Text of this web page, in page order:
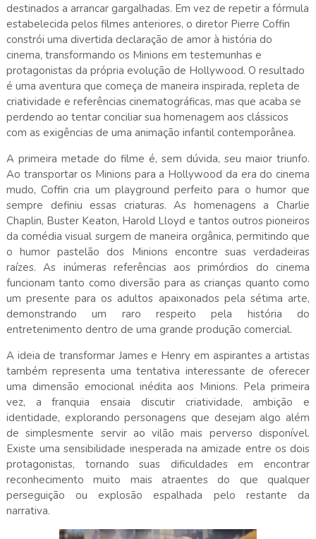
destinados a arrancar gargalhadas. Em vez de repetir a fórmula
estabelecida pelos filmes anteriores, o diretor Pierre Coffin
constrói uma divertida declaração de amor à história do
cinema, transformando os Minions em testemunhas e
protagonistas da própria evolução de Hollywood. O resultado
é uma aventura que começa de maneira inspirada, repleta de
criatividade e referências cinematográficas, mas que acaba se
perdendo ao tentar conciliar sua homenagem aos clássicos
com as exigências de uma animação infantil contemporânea.
A primeira metade do filme é, sem dúvida, seu maior triunfo.
Ao transportar os Minions para a Hollywood da era do cinema
mudo, Coffin cria um playground perfeito para o humor que
sempre definiu essas criaturas. As homenagens a Charlie
Chaplin, Buster Keaton, Harold Lloyd e tantos outros pioneiros
da comédia visual surgem de maneira orgânica, permitindo que
o humor pastelão dos Minions encontre suas verdadeiras
raízes. As inúmeras referências aos primórdios do cinema
funcionam tanto como diversão para as crianças quanto como
um presente para os adultos apaixonados pela sétima arte,
demonstrando um raro respeito pela história do
entretenimento dentro de uma grande produção comercial.
A ideia de transformar James e Henry em aspirantes a artistas
também representa uma tentativa interessante de oferecer
uma dimensão emocional inédita aos Minions. Pela primeira
vez, a franquia ensaia discutir criatividade, ambição e
identidade, explorando personagens que desejam algo além
de simplesmente servir ao vilão mais perverso disponível.
Existe uma sensibilidade inesperada na amizade entre os dois
protagonistas, tornando suas dificuldades em encontrar
reconhecimento muito mais atraentes do que qualquer
perseguição ou explosão espalhada pelo restante da
narrativa.